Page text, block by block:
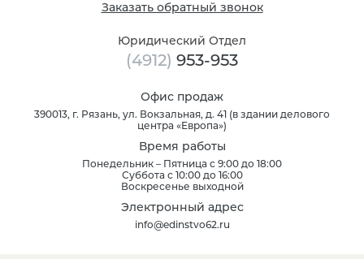
Заказать обратный звонок
Юридический Отдел
(4912) 953-953
Офис продаж
390013, г. Рязань, ул. Вокзальная, д. 41 (в здании делового
центра «Европа»)
Время работы
Понедельник – Пятница с 9:00 до 18:00
Суббота с 10:00 до 16:00
Воскресенье выходной
Электронный адрес
info@edinstvo62.ru